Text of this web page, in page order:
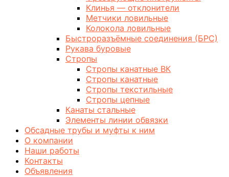
Клинья — отклонители
Метчики ловильные
Колокола ловильные
Быстроразъёмные соединения (БРС)
Рукава буровые
Стропы
Стропы канатные ВК
Стропы канатные
Стропы текстильные
Стропы цепные
Канаты стальные
Элементы линии обвязки
Обсадные трубы и муфты к ним
О компании
Наши работы
Контакты
Объявления